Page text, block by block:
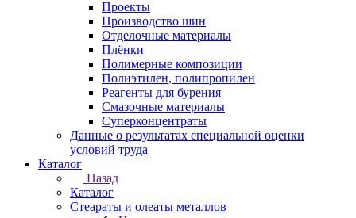
Проекты
Производство шин
Отделочные материалы
Плёнки
Полимерные композиции
Полиэтилен, полипропилен
Реагенты для бурения
Смазочные материалы
Суперконцентраты
Данные о результатах специальной оценки
условий труда
Каталог
Назад
Каталог
Стеараты и олеаты металлов